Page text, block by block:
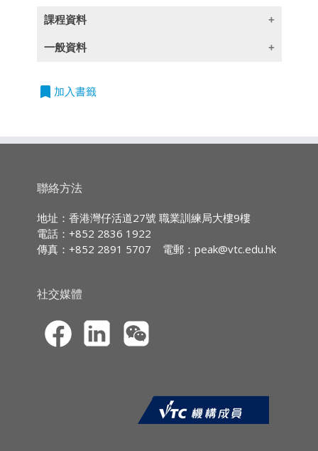
課程資料
探討人工智能對金融業的變革性影響，分析其對
挑戰（包括偏見、透明度及問責性等問題），並
引及開發可信賴、以人為本人工智能系統的最佳
人工智能的影響
負責任人工智能的核心原則
以人為本的人工智能系統
人工智能系統的透明度、可解釋性與問責性
強化隱私保護的人工智能系統與數據保障
課程報名
https://cpe.vtc.edu.hk
) 提交。申請人須
以信用卡（VISA／萬事達）於網上繳付學
一般資料
授課語言
持續專業進修
IA CPD Hours:
3
MPFA Non-core CPD Hours:
HKMA ECF CPD Hours 3
bookmark 加入書籤
聯絡方法
地址：香港灣仔活道27號 職業訓練局大樓9樓
電話：+852 2836 1922
傳真：+852 2891 5707
電郵： peak@vtc.edu.hk
社交媒體